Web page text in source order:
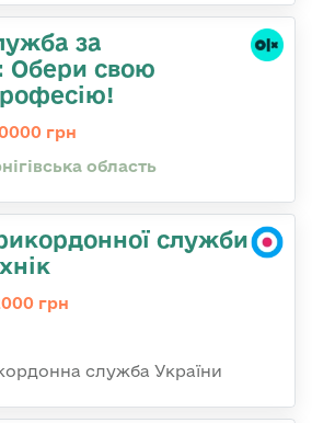
за
Обери свою
грн
область
служби
грн
служба України